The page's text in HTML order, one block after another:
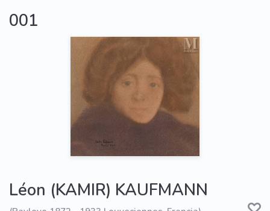
001
Léon (KAMIR) KAUFMANN